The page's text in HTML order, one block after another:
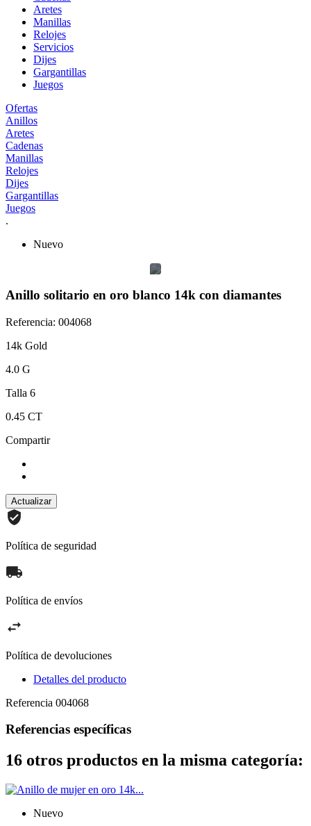
Aretes
Manillas
Relojes
Servicios
Dijes
Gargantillas
Juegos
Ofertas
Anillos
Aretes
Cadenas
Manillas
Relojes
Dijes
Gargantillas
Juegos
.
Nuevo
Anillo solitario en oro blanco 14k con diamantes
Referencia: 004068
14k Gold
4.0 G
Talla 6
0.45 CT
Compartir
Política de seguridad
Política de envíos
Política de devoluciones
Detalles del producto
Referencia 004068
Referencias específicas
16 otros productos en la misma categoría:
Nuevo